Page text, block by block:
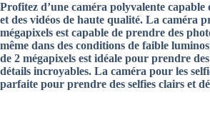
Profitez d’une caméra polyvalente capable
et des vidéos de haute qualité. La caméra
mégapixels est capable de prendre des
même dans des conditions de faible
de 2 mégapixels est idéale pour prendre
détails incroyables. La caméra pour les
parfaite pour prendre des selfies clairs et